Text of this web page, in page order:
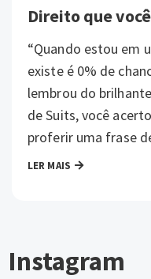
Direito que
“Quando estou em
existe é 0% de
lembrou do
de Suits, você
proferir uma frase
LER MAIS
Instagram